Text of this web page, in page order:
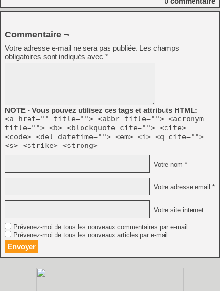
Commentaire ¬
Votre adresse e-mail ne sera pas publiée. Les champs
obligatoires sont indiqués avec *
NOTE - Vous pouvez utilisez ces tags et attributs HTML:
<a href="" title=""> <abbr title=""> <acronym
title=""> <b> <blockquote cite=""> <cite>
<code> <del datetime=""> <em> <i> <q cite="">
<s> <strike> <strong>
Votre nom *
Votre adresse email *
Votre site internet
Prévenez-moi de tous les nouveaux commentaires par e-mail.
Prévenez-moi de tous les nouveaux articles par e-mail.